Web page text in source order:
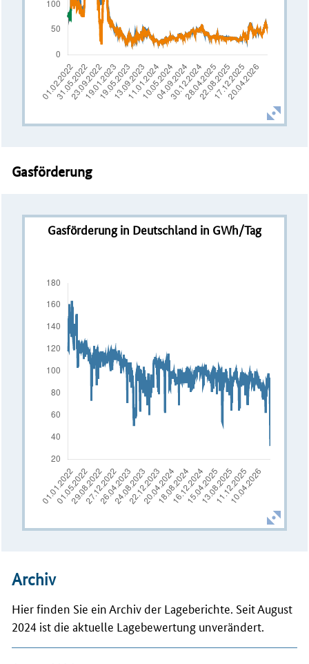
Gasförderung
Gasförderung in Deutschland in GWh/Tag
Archiv
Hier finden Sie ein Archiv der Lageberichte. Seit August
2024 ist die aktuelle Lagebewertung unverändert.